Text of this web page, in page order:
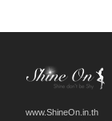
www.ShineOn.in.th